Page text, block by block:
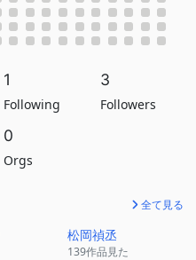
1
Following
3
Followers
0
Orgs
全て見る
松岡禎丞
139作品見た